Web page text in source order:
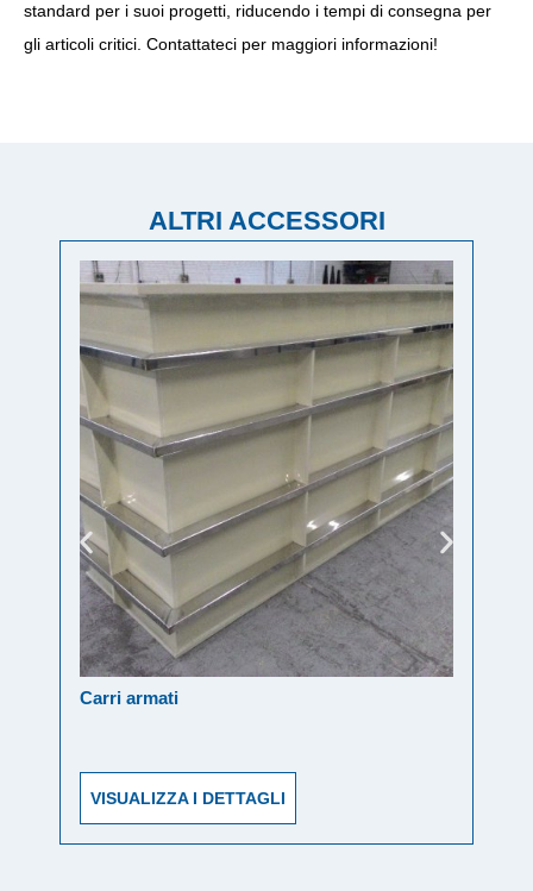
standard per i suoi progetti, riducendo i tempi di consegna per
gli articoli critici. Contattateci per maggiori informazioni!
ALTRI ACCESSORI
Carri armati
VISUALIZZA I DETTAGLI